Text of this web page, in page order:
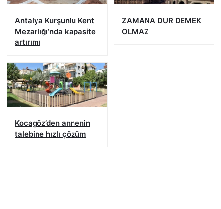
Antalya Kurşunlu Kent
Mezarlığı’nda kapasite
artırımı
ZAMANA DUR DEMEK
OLMAZ
Kocagöz’den annenin
talebine hızlı çözüm